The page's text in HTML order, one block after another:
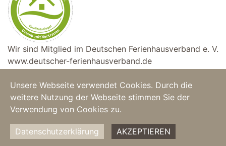
Unsere Webseite verwendet Cookies. Durch die
weitere Nutzung der Webseite stimmen Sie der
Verwendung von Cookies zu.
Datenschutzerklärung AKZEPTIEREN
Wir sind Mitglied im Deutschen Ferienhausverband e. V.
www.deutscher-ferienhausverband.de
Home|Feriendomizile|
Impressum|Datenschutz